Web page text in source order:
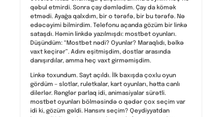
qəbul etmirdi. Sonra çay dəmlədim. Çay da kömək
etmədi. Ayağa qalxdım, bir o tərəfə, bir bu tərəfə. Nə
edəcəyimi bilmirdim. Telefonu açanda gözüm bir linkə
sataşdı. Həmin linkdə yazılmışdı: mostbet oyunları.
Düşündüm: “Mostbet nədi? Oyunlar? Maraqlıdı, bəlkə
vaxt keçirər”. Adını eşitmişdim, dostlar arasında
danışırdılar, amma heç vaxt girməmişdim.
Linkə toxundum. Sayt açıldı. İlk baxışda çoxlu oyun
gördüm – slotlar, ruletkalar, kart oyunları, hətta canlı
dilerlər. Rənglər parlaq idi, animasiyalar sürətli.
mostbet oyunları bölməsində o qədər çox seçim var
idi ki, gözüm gəldi. Hansını seçim? Qeydiyyatdan